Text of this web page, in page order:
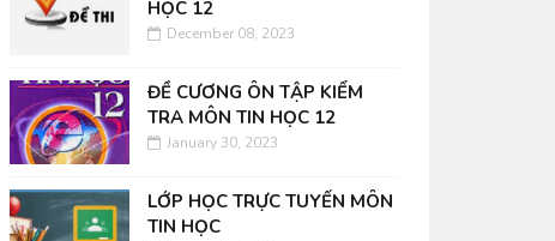
HỌC 12
December 08, 2023
ĐỀ CƯƠNG ÔN TẬP KIỂM
TRA MÔN TIN HỌC 12
January 30, 2023
LỚP HỌC TRỰC TUYẾN MÔN
TIN HỌC